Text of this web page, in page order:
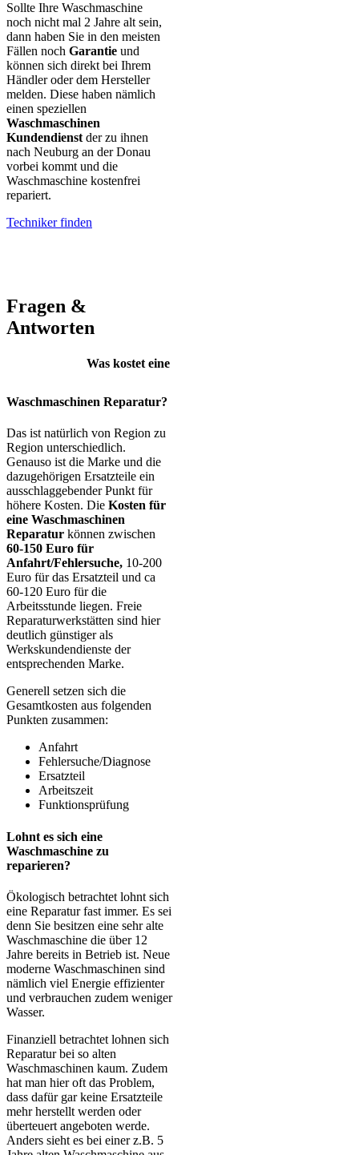
Sollte Ihre Waschmaschine
noch nicht mal 2 Jahre alt sein,
dann haben Sie in den meisten
Fällen noch Garantie und
können sich direkt bei Ihrem
Händler oder dem Hersteller
melden. Diese haben nämlich
einen speziellen
Waschmaschinen
Kundendienst der zu ihnen
nach Neuburg an der Donau
vorbei kommt und die
Waschmaschine kostenfrei
repariert.
Techniker finden
Fragen &
Antworten
Was kostet eine
Waschmaschinen Reparatur?
Das ist natürlich von Region zu
Region unterschiedlich.
Genauso ist die Marke und die
dazugehörigen Ersatzteile ein
ausschlaggebender Punkt für
höhere Kosten. Die Kosten für
eine Waschmaschinen
Reparatur können zwischen
60-150 Euro für
Anfahrt/Fehlersuche, 10-200
Euro für das Ersatzteil und ca
60-120 Euro für die
Arbeitsstunde liegen. Freie
Reparaturwerkstätten sind hier
deutlich günstiger als
Werkskundendienste der
entsprechenden Marke.
Generell setzen sich die
Gesamtkosten aus folgenden
Punkten zusammen:
Anfahrt
Fehlersuche/Diagnose
Ersatzteil
Arbeitszeit
Funktionsprüfung
Lohnt es sich eine
Waschmaschine zu
reparieren?
Ökologisch betrachtet lohnt sich
eine Reparatur fast immer. Es sei
denn Sie besitzen eine sehr alte
Waschmaschine die über 12
Jahre bereits in Betrieb ist. Neue
moderne Waschmaschinen sind
nämlich viel Energie effizienter
und verbrauchen zudem weniger
Wasser.
Finanziell betrachtet lohnen sich
Reparatur bei so alten
Waschmaschinen kaum. Zudem
hat man hier oft das Problem,
dass dafür gar keine Ersatzteile
mehr herstellt werden oder
überteuert angeboten werde.
Anders sieht es bei einer z.B. 5